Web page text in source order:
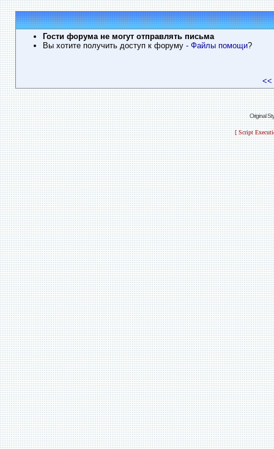
Гости форума не могут отправлять письма
Вы хотите получить доступ к форуму - Файлы помощи?
<<
Original
[ Script